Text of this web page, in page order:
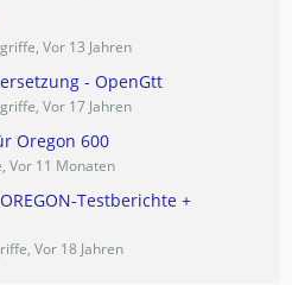
Vor 13 Jahren
- OpenGtt
Vor 17 Jahren
Oregon 600
Vor 11 Monaten
Testberichte +
Vor 18 Jahren